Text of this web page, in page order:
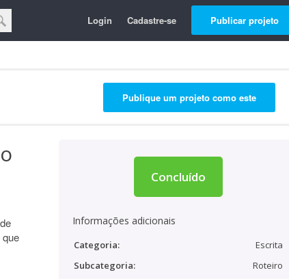
Login Cadastre-se Publicar projeto
Publique um projeto como este
Concluído
Informações adicionais
Categoria:
Escrita
Subcategoria:
Roteiro